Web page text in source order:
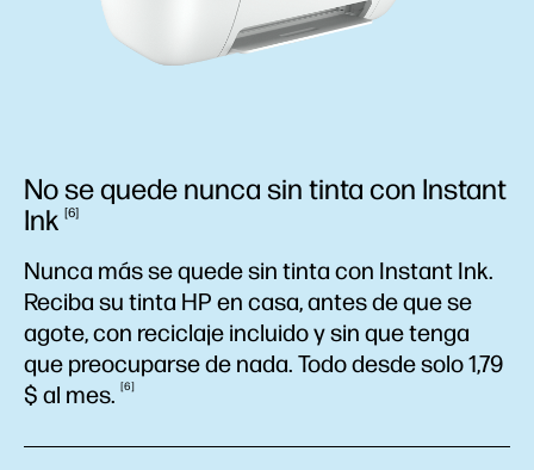
No se quede nunca sin tinta con Instant
Ink
6
Nunca más se quede sin tinta con Instant Ink.
Reciba su tinta HP en casa, antes de que se
agote, con reciclaje incluido y sin que tenga
que preocuparse de nada. Todo desde solo 1,79
$ al mes. 6